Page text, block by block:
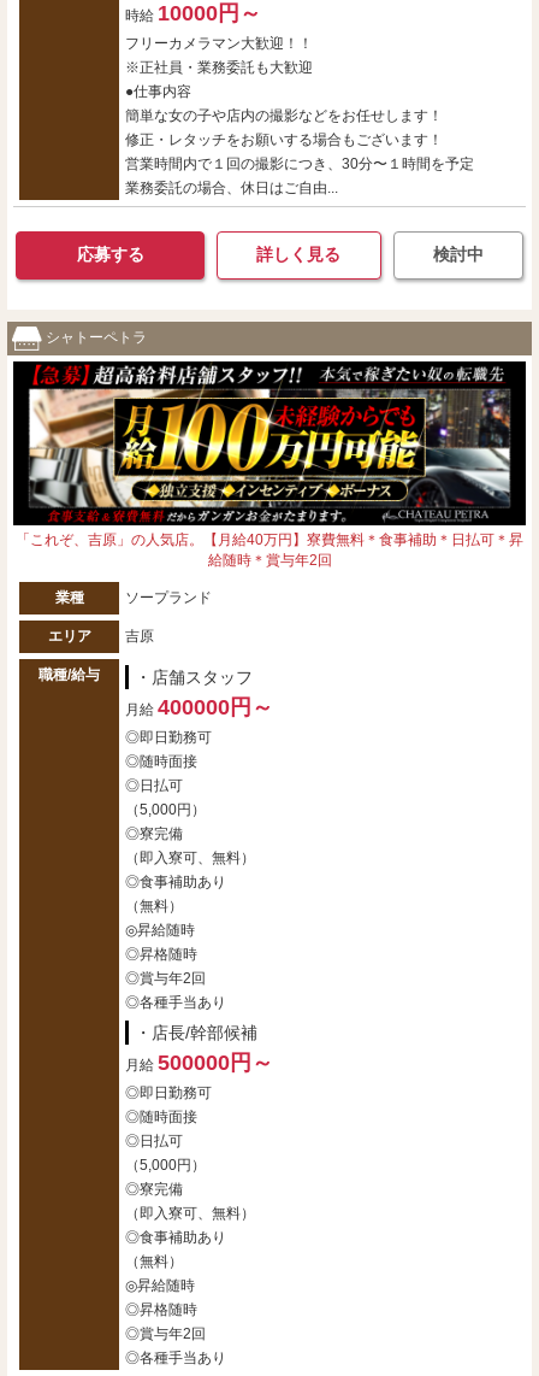
時給 10000円～
フリーカメラマン大歓迎！！
※正社員・業務委託も大歓迎
●仕事内容
簡単な女の子や店内の撮影などをお任せします！
修正・レタッチをお願いする場合もございます！
営業時間内で１回の撮影につき、30分〜１時間を予定
業務委託の場合、休日はご自由...
応募する 詳しく見る 検討中
シャトーペトラ
「これぞ、吉原」の人気店。【月給40万円】寮費無料＊食事補助＊日払可＊昇
給随時＊賞与年2回
業種 ソープランド
エリア 吉原
職種/給与 ・店舗スタッフ
月給 400000円～
◎即日勤務可
◎随時面接
◎日払可
（5,000円）
◎寮完備
（即入寮可、無料）
◎食事補助あり
（無料）
◎昇給随時
◎昇格随時
◎賞与年2回
◎各種手当あり
・店長/幹部候補
月給 500000円～
◎即日勤務可
◎随時面接
◎日払可
（5,000円）
◎寮完備
（即入寮可、無料）
◎食事補助あり
（無料）
◎昇給随時
◎昇格随時
◎賞与年2回
◎各種手当あり